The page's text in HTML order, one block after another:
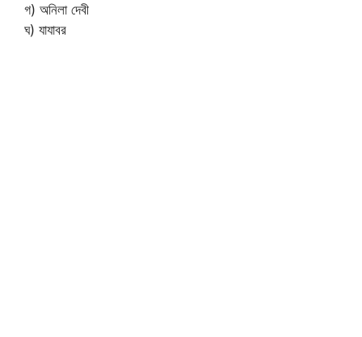
গ) অনিলা দেবী
ঘ) যাযাবর